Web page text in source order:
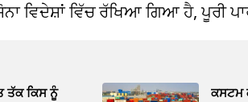
ਵਿਦੇਸ਼ਾਂ ਵਿੱਚ ਰੱਖਿਆ ਗਿਆ ਹੈ, ਪੂਰੀ
ਤੱਕ ਕਿਸ ਨੂੰ
ਕਸਟਮ